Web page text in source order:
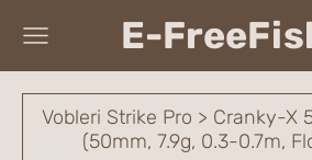
E-
Vobleri Strike Pro > Cranky-X
(50mm, 7.9g, 0.3-0.7m,